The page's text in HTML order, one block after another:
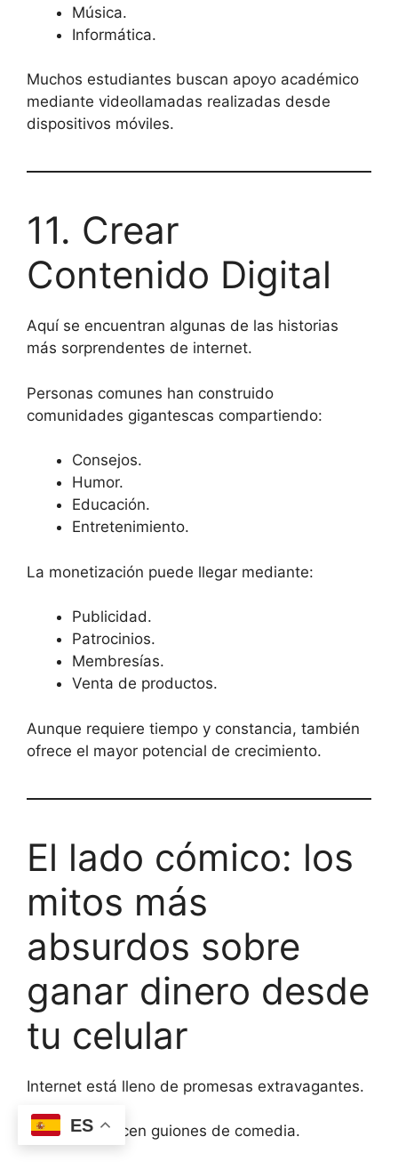
Música.
Informática.
Muchos estudiantes buscan apoyo académico
mediante videollamadas realizadas desde
dispositivos móviles.
11. Crear
Contenido Digital
Aquí se encuentran algunas de las historias
más sorprendentes de internet.
Personas comunes han construido
comunidades gigantescas compartiendo:
Consejos.
Humor.
Educación.
Entretenimiento.
La monetización puede llegar mediante:
Publicidad.
Patrocinios.
Membresías.
Venta de productos.
Aunque requiere tiempo y constancia, también
ofrece el mayor potencial de crecimiento.
El lado cómico: los
mitos más
absurdos sobre
ganar dinero desde
tu celular
Internet está lleno de promesas extravagantes.
Algunas parecen guiones de comedia.
ES